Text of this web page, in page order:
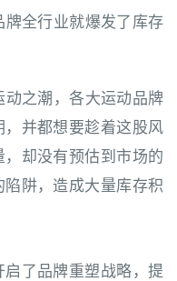
牌全行业就爆发了库存
动之潮，各大运动品牌
并都想要趁着这股风
却没有预估到市场的
阱，造成大量库存积
了品牌重塑战略，提